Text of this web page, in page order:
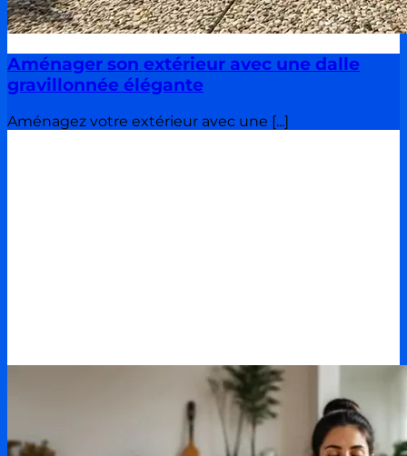
Aménager son extérieur avec une dalle
gravillonnée élégante
Aménagez votre extérieur avec une [...]